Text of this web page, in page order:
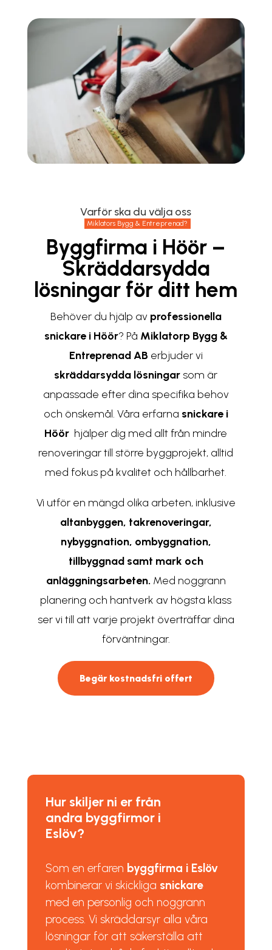
Varför ska du välja oss
Miklators Bygg & Entreprenad?
Byggfirma i Höör –
Skräddarsydda
lösningar för ditt hem
Behöver du hjälp av professionella
snickare i Höör? På Miklatorp Bygg &
Entreprenad AB erbjuder vi
skräddarsydda lösningar som är
anpassade efter dina specifika behov
och önskemål. Våra erfarna snickare i
Höör hjälper dig med allt från mindre
renoveringar till större byggprojekt, alltid
med fokus på kvalitet och hållbarhet.
Vi utför en mängd olika arbeten, inklusive
altanbyggen, takrenoveringar,
nybyggnation, ombyggnation,
tillbyggnad samt mark och
anläggningsarbeten. Med noggrann
planering och hantverk av högsta klass
ser vi till att varje projekt överträffar dina
förväntningar.
Begär kostnadsfri offert
Hur skiljer ni er från
andra byggfirmor i
Eslöv?
Som en erfaren byggfirma i Eslöv
kombinerar vi skickliga snickare
med en personlig och noggrann
process. Vi skräddarsyr alla våra
lösningar för att säkerställa att